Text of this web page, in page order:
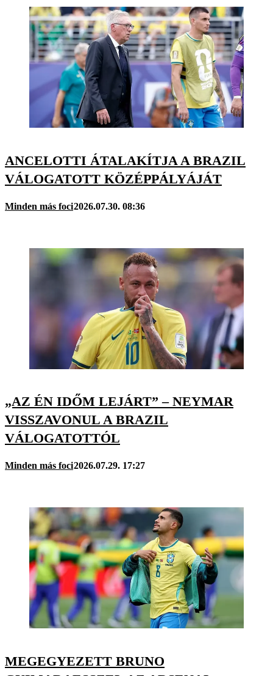
ANCELOTTI ÁTALAKÍTJA A BRAZIL
VÁLOGATOTT KÖZÉPPÁLYÁJÁT
Minden más foci2026.07.30. 08:36
„AZ ÉN IDŐM LEJÁRT” – NEYMAR
VISSZAVONUL A BRAZIL
VÁLOGATOTTÓL
Minden más foci2026.07.29. 17:27
MEGEGYEZETT BRUNO